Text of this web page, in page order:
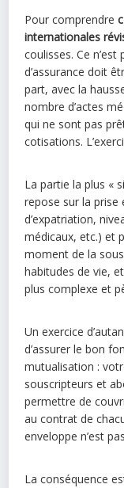
Pour comprendre
internationales
coulisses. Ce
d’assurance doit
part, avec la
nombre d’actes
qui ne sont pas
cotisations.
La partie la plus «
repose sur la prise
d’expatriation,
médicaux, etc.) et
moment de la
habitudes de vie,
plus complexe et
Un exercice
d’assurer le bon
mutualisation :
souscripteurs et
permettre de
au contrat de
enveloppe n’est
La conséquence